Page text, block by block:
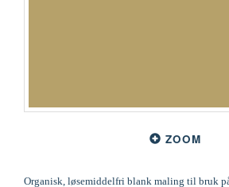
ZOOM
Organisk, løsemiddelfri blank maling til bruk